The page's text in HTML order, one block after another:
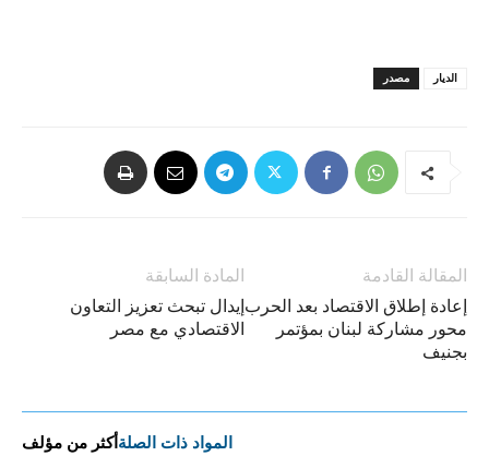
مصدر الديار
المادة السابقة
إيدال تبحث تعزيز التعاون
الاقتصادي مع مصر
المقالة القادمة
إعادة إطلاق الاقتصاد بعد الحرب
محور مشاركة لبنان بمؤتمر
بجنيف
المواد ذات الصلة أكثر من مؤلف